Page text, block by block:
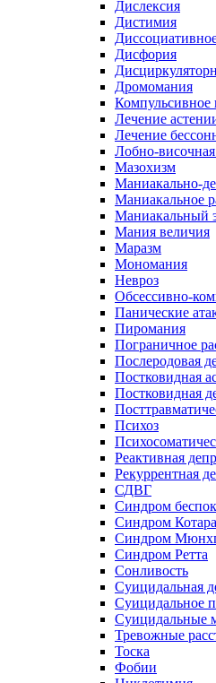
Дислексия
Дистимия
Дисфория
Дромомания
Компульсивное
Лечение
Лечение
Лобно-
Мазохизм
Маниакально-
Маниакальное
Маниакальный
Мания величия
Маразм
Мономания
Невроз
Обсессивно-
Панические
Пиромания
Пограничное
Послеродовая
Постковидная
Постковидная
Психоз
Реактивная
Рекуррентная
СДВГ
Синдром
Синдром Котара
Синдром
Синдром Ретта
Сонливость
Суицидальная
Суицидальное
Суицидальные
Тревожные
Тоска
Фобии